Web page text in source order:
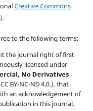
Creative Commons
.
to the following terms:
the journal right of first
licensed under
No Derivatives
BY-NC-ND 4.0.), that
an acknowledgement of
in this journal.